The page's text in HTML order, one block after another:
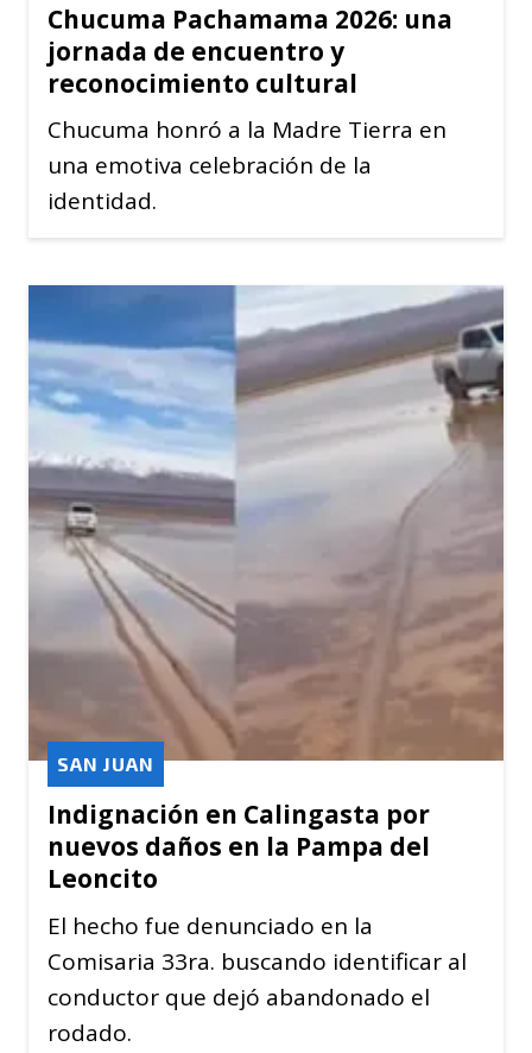
Chucuma Pachamama 2026: una
jornada de encuentro y
reconocimiento cultural
Chucuma honró a la Madre Tierra en
una emotiva celebración de la
identidad.
Indignación en Calingasta por
nuevos daños en la Pampa del
Leoncito
SAN JUAN
El hecho fue denunciado en la
Comisaria 33ra. buscando identificar al
conductor que dejó abandonado el
rodado.